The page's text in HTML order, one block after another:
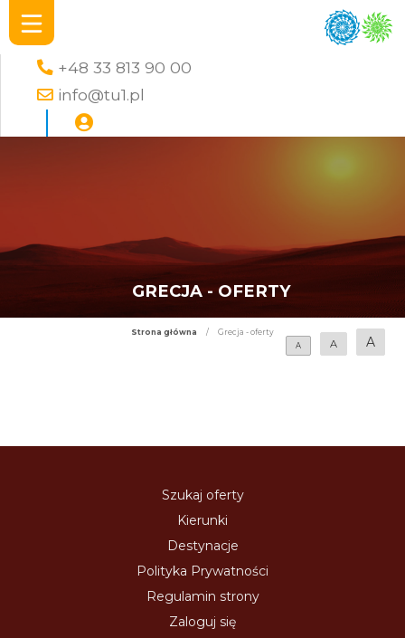
+48 33 813 90 00
info@tu1.pl
GRECJA - OFERTY
Strona główna /
Grecja - oferty
A
A A
Szukaj oferty
Kierunki
Destynacje
Polityka Prywatności
Regulamin strony
Zaloguj się